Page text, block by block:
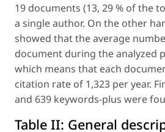
19 documents (13, 29 % of the
a single author. On the other
showed that the average
document during the analyzed
which means that each
citation rate of 1,323 per year.
and 639 keywords-plus were
Table II: General